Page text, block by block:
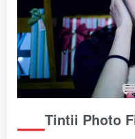
Tintii Photo